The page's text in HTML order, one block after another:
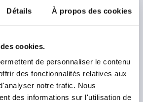
Détails À propos des cookies
cookies.
de personnaliser le contenu
des fonctionnalités relatives aux
notre trafic. Nous
des informations sur l'utilisation de
H1=2
DÉTAILS